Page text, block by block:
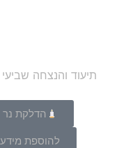
הדלקת נר
להוספת מידע